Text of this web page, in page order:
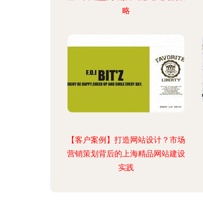
略
【客户案例】打造网站设计？市场
营销策划背后的上海精品网站建设
实践